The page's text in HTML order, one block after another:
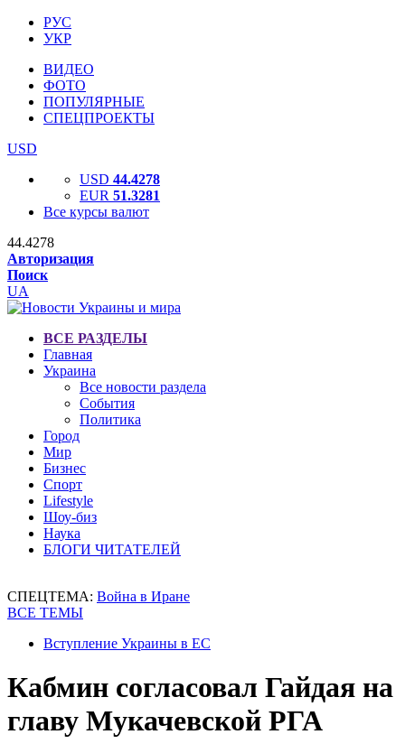
РУС
УКР
ВИДЕО
ФОТО
ПОПУЛЯРНЫЕ
СПЕЦПРОЕКТЫ
USD
USD 44.4278
EUR 51.3281
Все курсы валют
44.4278
Авторизация
Поиск
UA
ВСЕ РАЗДЕЛЫ
Главная
Украина
Все новости раздела
События
Политика
Город
Мир
Бизнес
Спорт
Lifestyle
Шоу-биз
Наука
БЛОГИ ЧИТАТЕЛЕЙ
СПЕЦТЕМА: Война в Иране
ВСЕ ТЕМЫ
Вступление Украины в ЕС
Кабмин согласовал Гайдая на
главу Мукачевской РГА